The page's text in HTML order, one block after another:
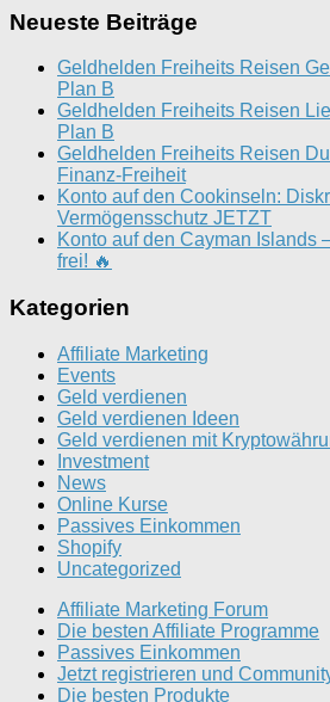
Neueste Beiträge
Geldhelden Freiheits Reisen
Plan B
Geldhelden Freiheits Reisen
Plan B
Geldhelden Freiheits Reisen
Finanz-Freiheit
Konto auf den Cookinseln:
Vermögensschutz JETZT
Konto auf den Cayman Islands
frei! 🔥
Kategorien
Affiliate Marketing
Events
Geld verdienen
Geld verdienen Ideen
Geld verdienen mit
Investment
News
Online Kurse
Passives Einkommen
Shopify
Uncategorized
Affiliate Marketing Forum
Die besten Affiliate Programme
Passives Einkommen
Jetzt registrieren und
Die besten Produkte